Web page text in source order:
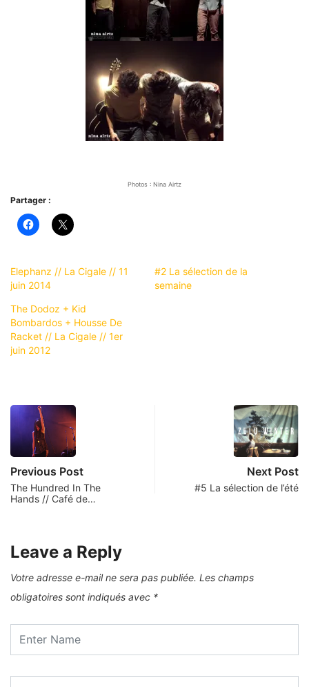
Photos : Nina Airtz
Partager :
Elephanz // La Cigale // 11
juin 2014
#2 La sélection de la
semaine
The Dodoz + Kid
Bombardos + Housse De
Racket // La Cigale // 1er
juin 2012
Previous Post
The Hundred In The
Hands // Café de…
Next Post
#5 La sélection de l’été
Leave a Reply
Votre adresse e-mail ne sera pas publiée. Les champs
obligatoires sont indiqués avec *